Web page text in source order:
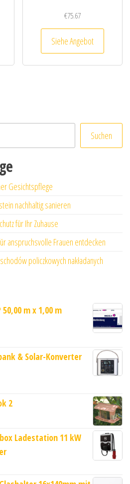
€75.67
Siehe Angebot
Suchen
Gesichtspflege
nachhaltig sanieren
für Ihr Zuhause
anspruchsvolle Frauen entdecken
policzkowych nakładanych
50,00 m x 1,00 m
& Solar-Konverter
2
Ladestation 11 kW